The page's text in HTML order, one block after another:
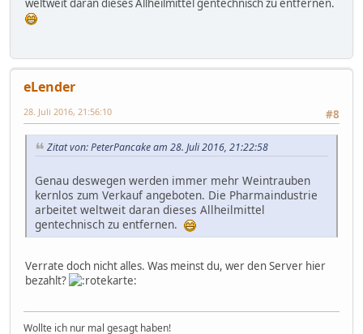
weltweit daran dieses Allheilmittel gentechnisch zu entfernen.
eLender
#8
28. Juli 2016, 21:56:10
Zitat von: PeterPancake am 28. Juli 2016, 21:22:58
Genau deswegen werden immer mehr Weintrauben
kernlos zum Verkauf angeboten. Die Pharmaindustrie
arbeitet weltweit daran dieses Allheilmittel
gentechnisch zu entfernen.
Verrate doch nicht alles. Was meinst du, wer den Server hier
bezahlt?
Wollte ich nur mal gesagt haben!